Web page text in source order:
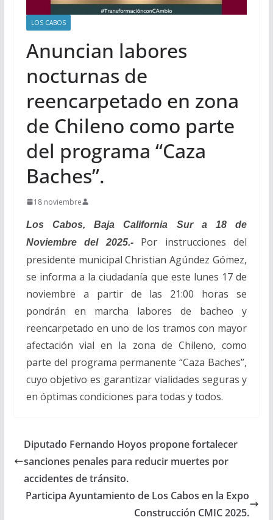
LOS CABOS
Anuncian labores
nocturnas de
reencarpetado en zona
de Chileno como parte
del programa “Caza
Baches”.
18 noviembre
Los Cabos, Baja California Sur a 18 de
Noviembre del 2025.-
Por instrucciones del
presidente municipal Christian Agúndez Gómez,
se informa a la ciudadanía que este lunes 17 de
noviembre a partir de las 21:00 horas se
pondrán en marcha labores de bacheo y
reencarpetado en uno de los tramos con mayor
afectación vial en la zona de Chileno, como
parte del programa permanente “Caza Baches”,
cuyo objetivo es garantizar vialidades seguras y
en óptimas condiciones para todas y todos.
Diputado Fernando Hoyos propone fortalecer
sanciones penales para reducir muertes por
accidentes de tránsito.
Participa Ayuntamiento de Los Cabos en la Expo
Construcción CMIC 2025.